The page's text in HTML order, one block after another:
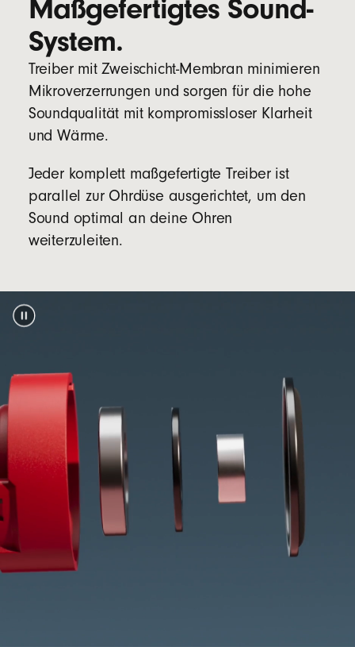
Einzelne Multifunktionstaste pro Seite
Lieferumfang
Beats Solo Buds In-Ear Kopfhörer
Case
Ohreinsätze in vier verschiedenen Größen (XS,
Garantiekarte
(Netzadapter und USB-C Ladekabel separat
erhältlich)
Forstwirtschaft stammt.
Maßgefertigtes Sound-
System.
Treiber mit Zweischicht-Membran minimieren
Mikroverzerrungen und sorgen für die hohe
Soundqualität mit kompromissloser Klarheit
und Wärme.
Jeder komplett maßgefertigte Treiber ist
parallel zur Ohrdüse ausgerichtet, um den
Sound optimal an deine Ohren
weiterzuleiten.